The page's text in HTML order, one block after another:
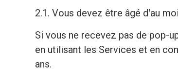
2.1. Vous devez être âgé d'au
Si vous ne recevez pas de pop-
en utilisant les Services et en
ans.